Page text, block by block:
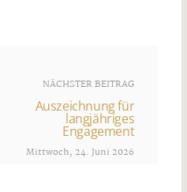
NÄCHSTER BEITRAG
Auszeichnung für
langjähriges
Engagement
Mittwoch, 24. Juni 2026